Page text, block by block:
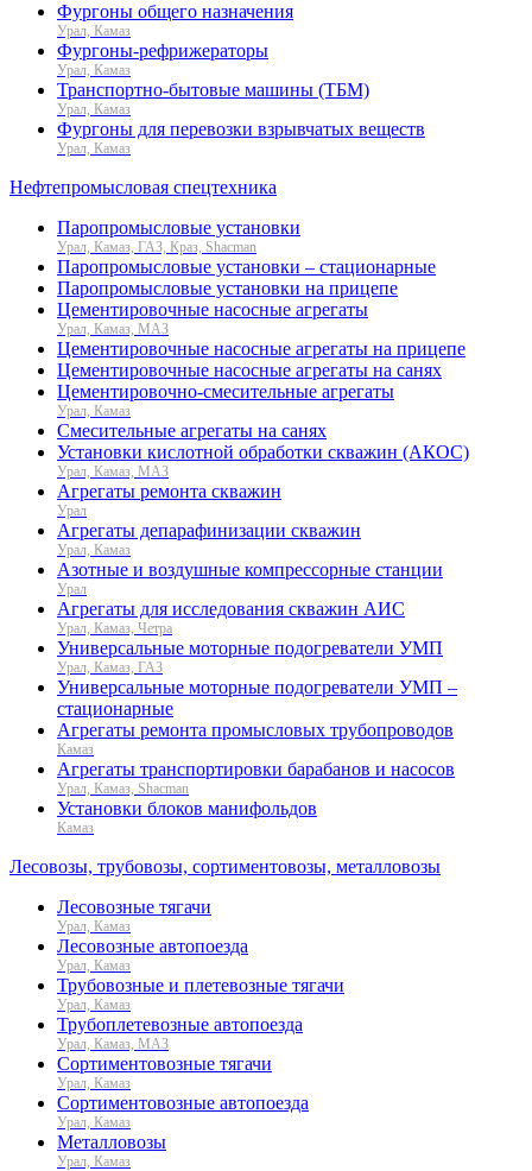
Фургоны общего назначения
Урал, Камаз
Фургоны-рефрижераторы
Урал, Камаз
Транспортно-бытовые машины (ТБМ)
Урал, Камаз
Фургоны для перевозки взрывчатых веществ
Урал, Камаз
Нефтепромысловая спецтехника
Паропромысловые установки
Урал, Камаз, ГАЗ, Краз, Shacman
Паропромысловые установки – стационарные
Паропромысловые установки на прицепе
Цементировочные насосные агрегаты
Урал, Камаз, МАЗ
Цементировочные насосные агрегаты на прицепе
Цементировочные насосные агрегаты на санях
Цементировочно-смесительные агрегаты
Урал, Камаз
Смесительные агрегаты на санях
Установки кислотной обработки скважин (АКОС)
Урал, Камаз, МАЗ
Агрегаты ремонта скважин
Урал
Агрегаты депарафинизации скважин
Урал, Камаз
Азотные и воздушные компрессорные станции
Урал
Агрегаты для исследования скважин АИС
Урал, Камаз, Четра
Универсальные моторные подогреватели УМП
Урал, Камаз, ГАЗ
Универсальные моторные подогреватели УМП –
стационарные
Агрегаты ремонта промысловых трубопроводов
Камаз
Агрегаты транспортировки барабанов и насосов
Урал, Камаз, Shacman
Установки блоков манифольдов
Камаз
Лесовозы, трубовозы, сортиментовозы, металловозы
Лесовозные тягачи
Урал, Камаз
Лесовозные автопоезда
Урал, Камаз
Трубовозные и плетевозные тягачи
Урал, Камаз
Трубоплетевозные автопоезда
Урал, Камаз, МАЗ
Сортиментовозные тягачи
Урал, Камаз
Сортиментовозные автопоезда
Урал, Камаз
Металловозы
Урал, Камаз